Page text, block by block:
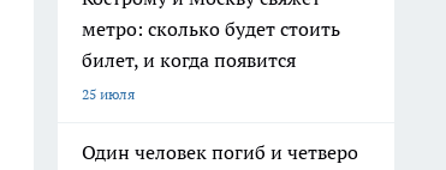
метро: сколько будет стоить
билет, и когда появится
25 июля
Один человек погиб и четверо